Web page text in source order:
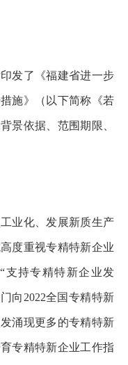
发了《福建省进一步
施》（以下简称《若
景依据、范围期限、
业化、发展新质生产
度重视专精特新企业
支持专精特新企业发
向2022全国专精特新
涌现更多的专精特新
专精特新企业工作指